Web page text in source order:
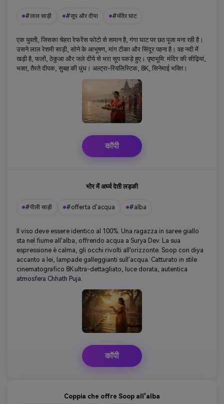
#लाल साड़ी #सूप और दीया #मंदिर घाट
एक युवती, जिसका चेहरा रेफरेंस फोटो से समान है, गंगा घाट पर छठ पूजा मना रही है।
उसने लाल रेशमी साड़ी, सोने के आभूषण, मांग टीका और सिंदूर पहना है। वह नदी में
खड़ी है, फलों, ठेकुआ और जले दीये से भरा सूप पकड़े हुए। पृष्ठभूमि: मंदिर की सीढ़ियां,
भक्त, तैरते दीपक, सुबह की धुंध। अल्ट्रा-रियलिस्टिक, 8K, सिनेमाई भक्ति।
कॉपी
भोर में अर्घ्य देती लड़की
#पीली साड़ी #offerta d'acqua #alba
Il viso deve essere identico al 100%. Una ragazza in saree giallo
sta nel fiume all'alba, offrendo acqua a Surya Dev. La sua
espressione è calma, gli occhi rivolti all'orizzonte. Soop con diya
accanto a lei, lampade galleggianti sull'acqua. Catturato in stile
cinematografico 8K ultra-dettagliato, luce dorata, autentica
atmosfera Chhath Puja.
कॉपी
Coppia che offre Soop all'alba